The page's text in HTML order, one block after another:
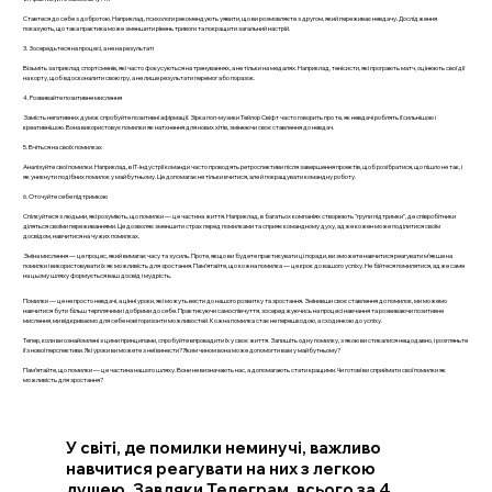
Ставтеся до себе з добротою. Наприклад, психологи рекомендують уявити, що ви розмовляєте з другом, який переживає невдачу. Дослідження
показують, що така практика може зменшити рівень тривоги та покращити загальний настрій.
3. Зосередьтеся на процесі, а не на результаті
Візьміть за приклад спортсменів, які часто фокусуються на тренуваннях, а не тільки на медалях. Наприклад, тенісисти, які програють матч, оцінюють свої дії
на корту, щоб вдосконалити свою гру, а не лише результати перемог або поразок.
4. Розвивайте позитивне мислення
Замість негативних думок спробуйте позитивні афірмації. Зірка поп-музики Тейлор Свіфт часто говорить про те, як невдачі роблять її сильнішою і
креативнішою. Вона використовує помилки як натхнення для нових хітів, змінюючи своє ставлення до невдач.
5. Вчіться на своїх помилках
Аналізуйте свої помилки. Наприклад, в IT-індустрії команди часто проводять ретроспективи після завершення проектів, щоб розібратися, що пішло не так, і
як уникнути подібних помилок у майбутньому. Це допомагає не тільки вчитися, але й покращувати командну роботу.
6. Оточуйте себе підтримкою
Спілкуйтеся з людьми, які розуміють, що помилки — це частина життя. Наприклад, в багатьох компаніях створюють "групи підтримки", де співробітники
діляться своїми переживаннями. Це дозволяє зменшити страх перед помилками та сприяє командному духу, адже кожен може поділитися своїм
досвідом, навчитися на чужих помилках.
Зміна мислення — це процес, який вимагає часу та зусиль. Проте, якщо ви будете практикувати ці поради, ви зможете навчитися реагувати м’якше на
помилки і використовувати їх як можливість для зростання. Пам’ятайте, що кожна помилка — це крок до вашого успіху. Не бійтеся помилятися, адже саме
на цьому шляху формується ваш досвід і мудрість.
Помилки — це не просто невдачі, а цінні уроки, які можуть вести до нашого розвитку та зростання. Змінивши своє ставлення до помилок, ми можемо
навчитися бути більш терплячими і добрими до себе. Практикуючи самоспівчуття, зосереджуючись на процесі навчання та розвиваючи позитивне
мислення, ми відкриваємо для себе нові горизонти можливостей. Кожна помилка стає не перешкодою, а сходинкою до успіху.
Тепер, коли ви ознайомлені з цими принципами, спробуйте впровадити їх у своє життя. Запишіть одну помилку, з якою ви стикалися нещодавно, і розгляньте
її з нової перспективи. Які уроки ви можете з неї винести? Яким чином вона може допомогти вам у майбутньому?
Пам’ятайте, що помилки — це частина нашого шляху. Вони не визначають нас, а допомагають стати кращими. Чи готові ви сприймати свої помилки як
можливість для зростання?
У світі, де помилки неминучі, важливо
навчитися реагувати на них з легкою